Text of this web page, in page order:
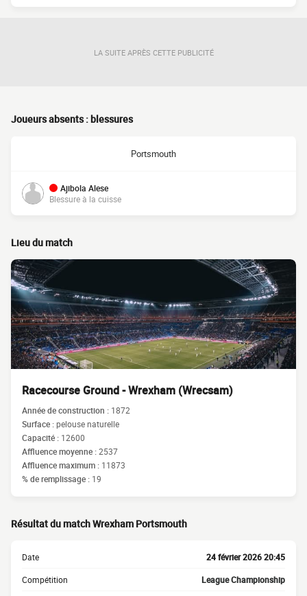
LA SUITE APRÈS CETTE PUBLICITÉ
Joueurs absents : blessures
Portsmouth
Ajibola Alese
Blessure à la cuisse
Lieu du match
Racecourse Ground - Wrexham (Wrecsam)
Année de construction : 1872
Surface :pelouse naturelle
Capacité : 12600
Affluence moyenne :2537
Affluence maximum : 11873
% de remplissage : 19
Résultat du match Wrexham Portsmouth
Date 24 février 2026 20:45
Compétition League Championship